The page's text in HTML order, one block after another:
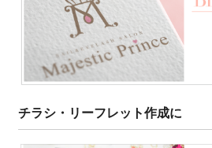
チラシ・リーフレット作成に